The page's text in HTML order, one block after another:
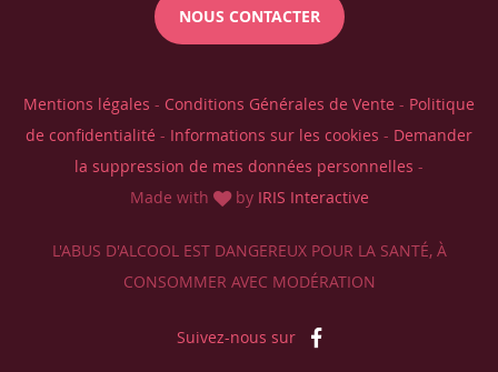
NOUS CONTACTER
Mentions légales - Conditions Générales de Vente - Politique
de confidentialité - Informations sur les cookies - Demander
la suppression de mes données personnelles -
Made with
by IRIS Interactive
L'ABUS D'ALCOOL EST DANGEREUX POUR LA SANTÉ, À
CONSOMMER AVEC MODÉRATION
Suivez-nous sur